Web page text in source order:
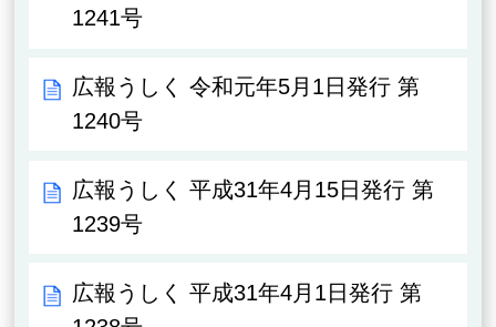
1241号
広報うしく 令和元年5月1日発行 第
1240号
広報うしく 平成31年4月15日発行 第
1239号
広報うしく 平成31年4月1日発行 第